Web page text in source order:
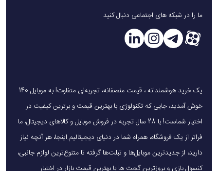
ما را در شبکه های اجتماعی دنبال کنید
یک خرید هوشمندانه ، قیمت منصفانه، تجربه‌ای متفاوت! به موبایل 140
خوش آمدید، جایی که تکنولوژی با بهترین قیمت و برترین کیفیت در
اختیار شماست! با 28 سال تجربه در فروش موبایل و کالاهای دیجیتال، ما
فراتر از یک فروشگاه، همراه شما در دنیای دیجیتالیم.اینجا، هر آنچه نیاز
دارید، از جدیدترین موبایل‌ها و تبلت‌ها گرفته تا متنوع‌ترین لوازم جانبی،
کنسول بازی و بروزترین گجت ها با بهترین قیمت بازار در اختیار